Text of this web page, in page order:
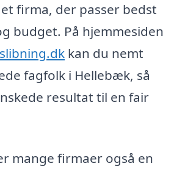
firma, der passer bedst
budget. På hjemmesiden
kan du nemt
fagfolk i Hellebæk, så
resultat til en fair
mange firmaer også en